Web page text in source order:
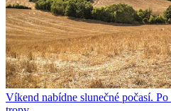
Víkend nabídne slunečné počasí.